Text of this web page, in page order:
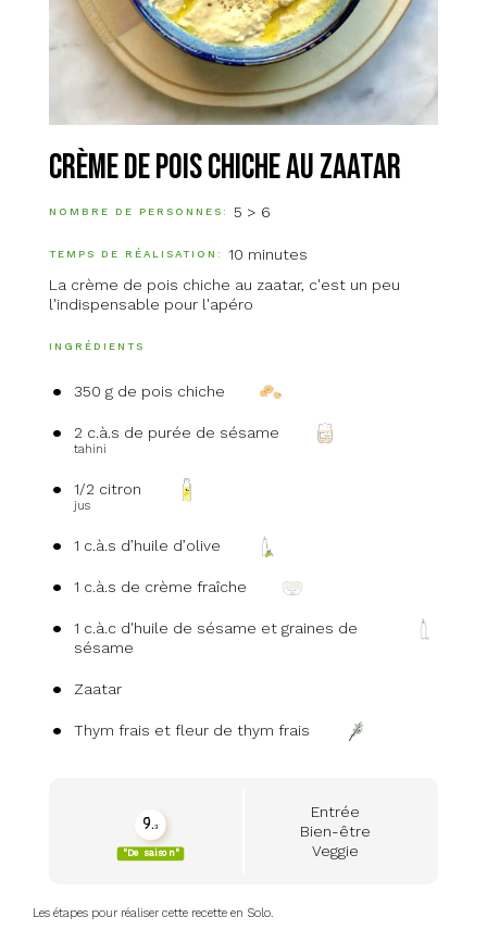
Crème de pois chiche au zaatar
NOMBRE DE PERSONNES 5 > 6
TEMPS DE RÉALISATION
10 minutes
La crème de pois chiche au zaatar, c'est un peu
l'indispensable pour l'apéro
INGRÉDIENTS
350 g de pois chiche
2 c.à.s de purée de sésame
tahini
1/2 citron
jus
1 c.à.s d’huile d’olive
1 c.à.s de crème fraîche
1 c.à.c d'huile de sésame et graines de
sésame
Zaatar
Thym frais et fleur de thym frais
seasonality_view_content
9.3
"De saison"
Entrée
Bien-être
Veggie
Les étapes pour réaliser cette recette en Solo.